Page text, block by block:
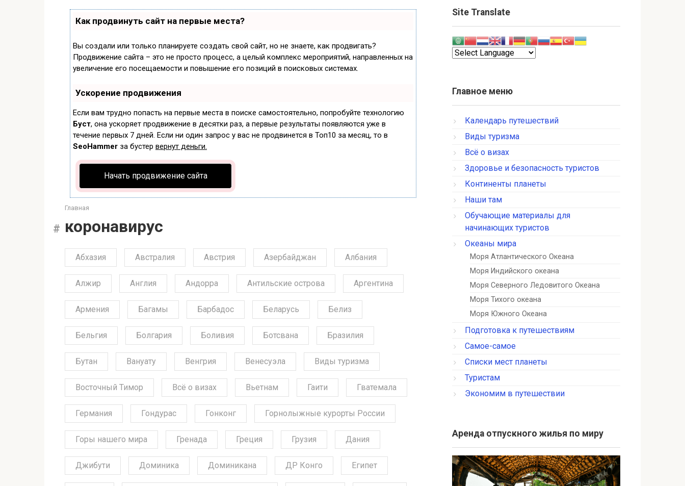
Как продвинуть сайт на первые места?
Вы создали или только планируете создать свой сайт, но не знаете, как продвигать?
Продвижение сайта – это не просто процесс, а целый комплекс мероприятий, направленных на
увеличение его посещаемости и повышение его позиций в поисковых системах.
Ускорение продвижения
Если вам трудно попасть на первые места в поиске самостоятельно, попробуйте технологию
Буст, она ускоряет продвижение в десятки раз, а первые результаты появляются уже в
течение первых 7 дней. Если ни один запрос у вас не продвинется в Топ10 за месяц, то в
SeoHammer за бустер вернут деньги.
Начать продвижение сайта
Главная
коронавирус
Абхазия Австралия Австрия Азербайджан Албания
Алжир Англия Андорра Антильские острова Аргентина
Армения Багамы Барбадос Беларусь Белиз
Бельгия Болгария Боливия Ботсвана Бразилия
Бутан Вануату Венгрия Венесуэла Виды туризма
Восточный Тимор Всё о визах Вьетнам Гаити Гватемала
Германия Гондурас Гонконг Горнолыжные курорты России
Горы нашего мира Гренада Греция Грузия Дания
Джибути Доминика Доминикана ДР Конго Египет
Site Translate
Главное меню
Календарь путешествий
Виды туризма
Всё о визах
Здоровье и безопасность туристов
Континенты планеты
Наши там
Обучающие материалы для
начинающих туристов
Океаны мира
Моря Атлантического Океана
Моря Индийского океана
Моря Северного Ледовитого Океана
Моря Тихого океана
Моря Южного Океана
Подготовка к путешествиям
Самое-самое
Списки мест планеты
Туристам
Экономим в путешествии
Аренда отпускного жилья по миру